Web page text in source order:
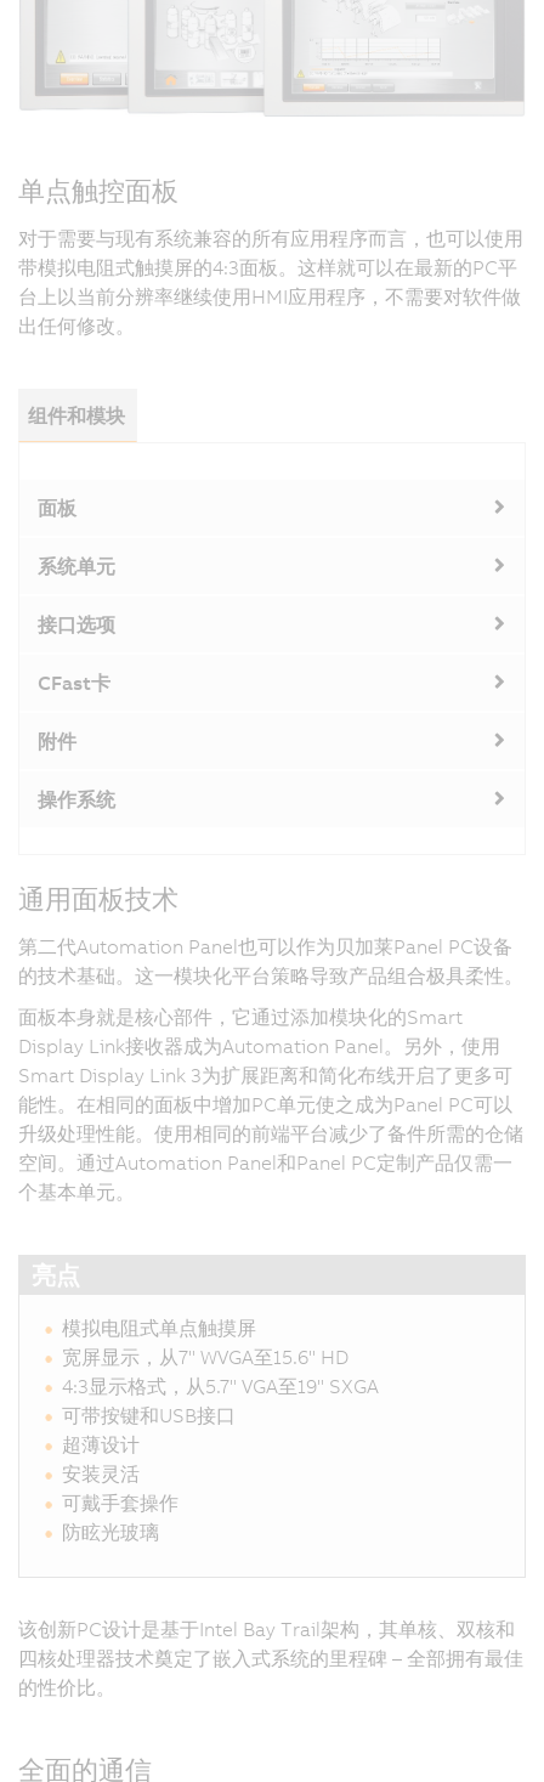
单点触控面板
对于需要与现有系统兼容的所有应用程序而言，也可以使用
带模拟电阻式触摸屏的4:3面板。这样就可以在最新的PC平
台上以当前分辨率继续使用HMI应用程序，不需要对软件做
出任何修改。
组件和模块
面板
系统单元
接口选项
CFast卡
附件
操作系统
通用面板技术
第二代Automation Panel也可以作为贝加莱Panel PC设备
的技术基础。这一模块化平台策略导致产品组合极具柔性。
面板本身就是核心部件，它通过添加模块化的Smart
Display Link接收器成为Automation Panel。另外，使用
Smart Display Link 3为扩展距离和简化布线开启了更多可
能性。在相同的面板中增加PC单元使之成为Panel PC可以
升级处理性能。使用相同的前端平台减少了备件所需的仓储
空间。通过Automation Panel和Panel PC定制产品仅需一
个基本单元。
亮点
模拟电阻式单点触摸屏
宽屏显示，从7" WVGA至15.6" HD
4:3显示格式，从5.7" VGA至19" SXGA
可带按键和USB接口
超薄设计
安装灵活
可戴手套操作
防眩光玻璃
该创新PC设计是基于Intel Bay Trail架构，其单核、双核和
四核处理器技术奠定了嵌入式系统的里程碑 – 全部拥有最佳
的性价比。
全面的通信